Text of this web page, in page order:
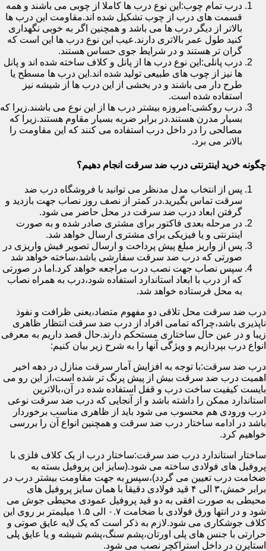
درب تمام چوب:این نوع درب ها کاملا از چوبی می باشند و همه
قسمت های درب از چوب تشکیل شده اند.مقاومت این درب ها
بالاتر از دیگر درب ها می باشد و همچنین اگر به خوبی نگهداری
کنید طول عمر بالاتری دارند.عیب این نوع درب ها این است که
گران تر هستند و در شرایط جوی حساس هستند.
درب پانلی:این نوع درب ها از پانل و کلاف ساخته شده اند و پانل
ها نیز از چوب های طبیعی تولید شده اند.این درب ها مسطح یا
طرح دار می باشند و در بخشی از این درب ها از شیشه نیز
استفاده شده است.
درب روکشی:امروزه بیشتر درب ها از این نوع می باشند.زیرا که
بسیار مدرن هستند.در برابر ضربه بسیار مقاوم هستند.زیرا که
مصالحی را در داخل درب استفاده می کنند که این مقاومت را
بالاتر می برد.
چگونه خرید اینترنتی درب ضد سرقت انجام دهیم؟
پس از انتخاب مدل مدنظر می توانید با فروشگاه درب ضد
سرقت تماس بگیرید.در کمتر از نصف روز نصاب جهت بازدید و
گرفتن ابعاد درب ضد سرقت در محل حاضر می شود.
در مرحله بعدی فاکتور برای مشتری صادر شده و به صورت
اینترنتی و یا فیزیکی برای مشتری ارسال خواهد شد.
پس از واریز مبلغ پیش پرداخت و ارسال تصویر فیش واریزی در
صورتی که درب ضد سرقت سفارشی باشد،ساخته خواهد شد
سپس نصاب جهت نصب درب مراجعه خواهد کرد.اما در صورتی
که از درب با ابعاد استاندارد استفاده شود،درب به همراه نصاب
به محل فرستاده خواهد شد.
درب ضد سرقت محل تلاقی دو مفهوم متضاد،یعنی ظرافت و نفوذ
ناپذیری باشد،چراکه تمامی افراد از درب ضد سرقت انتظار ظاهری
زیبا و در عین حال ساختاری مستحکم دارند.حال قصد داریم به معرفی
انواع درب بپردازیم و ویژگی آنها را به شرح زیر بیان کنیم:
درب ضد سرقت:با توجه به افزایش آمار سرقت منازل در دهه اخیر
اهمیت درب ضد سرقت بیش از پیش پرنگ تر شده است،از این رو می
بایست کیفیت ساخت درب و قفل استفاده شده در آن،بالاترین
استاندارد ممکن را داشته باشد و از آنجایی که درب ضد سرقت نوعی
درب ورودی هم محسوب می شود باید از ظاهری مناسب برخوردار
باشد در ادامه ساختار درب ضد سرقت و همچنین انواع آن را بررسی
خواهیم کرد.
ساختار استاندارد درب ضد سرقت:ساختار درب از یک کلاف فلزی با
پروفیل های فولادی ساخته می شود.(سایز این پروفیل بسته به
ضخامت درب تعیین می گردد)،سپس به جهت مقاومت بیشتر درب در
برابر خمش،۳ الی ۴ قید فولادی دقیقاً با همان سایز پروفیل های
محیطی به صورت افقی به دو قید پروفیل عمودی محیطی جوش می
شود و در انتها ورق فولادی با ضخامت ۰.۷ الی ۱.۵ میلیمتر بر روی این
کلاف جوشکاری می شود.لازم به ذکر است که یک لایه عایق صوتی و
حرارتی با جنس های پلی اورتان،پشم سنگ،پشم شیشه و یا عایق پلی
استایرن در داخل استراکچر نصب می شود.